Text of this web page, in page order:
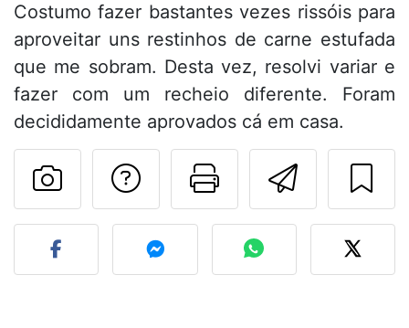
Costumo fazer bastantes vezes rissóis para
aproveitar uns restinhos de carne estufada
que me sobram. Desta vez, resolvi variar e
fazer com um recheio diferente. Foram
decididamente aprovados cá em casa.
Imprima
Falar com o autor
Fez esta receita?